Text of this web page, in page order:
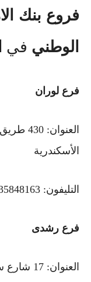
فروع بنك
الوطني في
فرع لوران
الأسكندرية
التليفون: 035848163
فرع رشدى
العنوان: 17 شارع سوريا - سيدى جابر - الاسكندرية